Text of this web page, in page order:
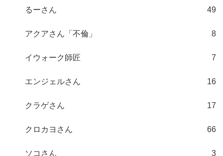
るーさん 49
アクアさん「不倫」 8
イウォーク師匠 7
エンジェルさん 16
クラゲさん 17
クロカヨさん 66
ソコさん 3